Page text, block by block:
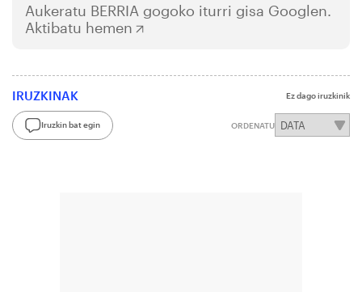
Aukeratu BERRIA gogoko iturri gisa Googlen.
Aktibatu hemen
IRUZKINAK Ez dago iruzkinik
Iruzkin bat egin ORDENATU